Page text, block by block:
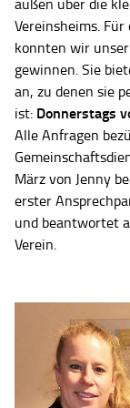
außen über die
Vereinsheims.
konnten wir
gewinnen. Sie
an, zu denen sie
ist: Donnerstags
Alle Anfragen
März von Jenny
erster
und beantwortet
Verein.